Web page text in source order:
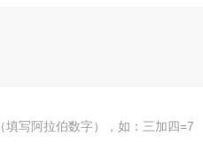
填写阿拉伯数字），如：三加四=7